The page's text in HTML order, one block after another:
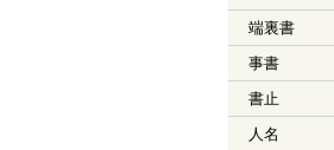
端裏書
事書
書止
人名